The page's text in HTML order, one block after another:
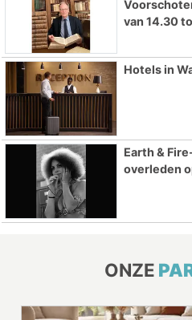
van 14.30
Hotels in
Earth &
overleden
ONZE